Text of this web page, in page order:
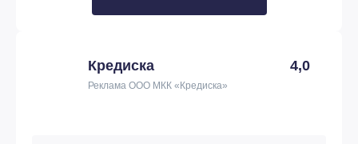
Кредиска 4,0
Реклама ООО МКК «Кредиска»